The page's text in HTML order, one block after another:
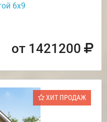
6х9
от 1421200
ХИТ ПРОДАЖ